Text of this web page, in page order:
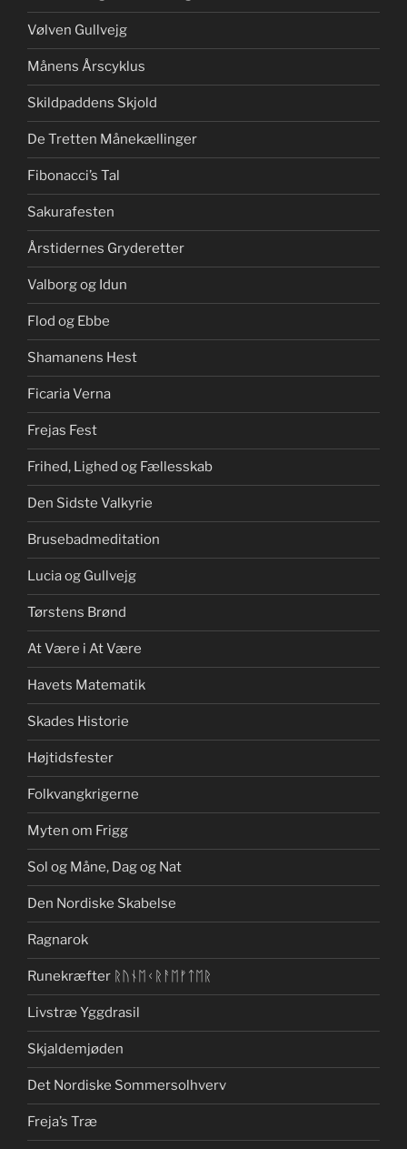
Vølven Gullvejg
Månens Årscyklus
Skildpaddens Skjold
De Tretten Månekællinger
Fibonacci’s Tal
Sakurafesten
Årstidernes Gryderetter
Valborg og Idun
Flod og Ebbe
Shamanens Hest
Ficaria Verna
Frejas Fest
Frihed, Lighed og Fællesskab
Den Sidste Valkyrie
Brusebadmeditation
Lucia og Gullvejg
Tørstens Brønd
At Være i At Være
Havets Matematik
Skades Historie
Højtidsfester
Folkvangkrigerne
Myten om Frigg
Sol og Måne, Dag og Nat
Den Nordiske Skabelse
Ragnarok
Runekræfter ᚱᚢᚾᛖᚲᚱᚨᛖᚠᛏᛖᚱ
Livstræ Yggdrasil
Skjaldemjøden
Det Nordiske Sommersolhverv
Freja’s Træ